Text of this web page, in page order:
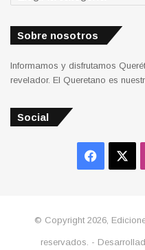
Sobre nosotros
Informamos y disfrutamos
revelador. El Queretano es
Social
© Copyright 2026,
reservados. -